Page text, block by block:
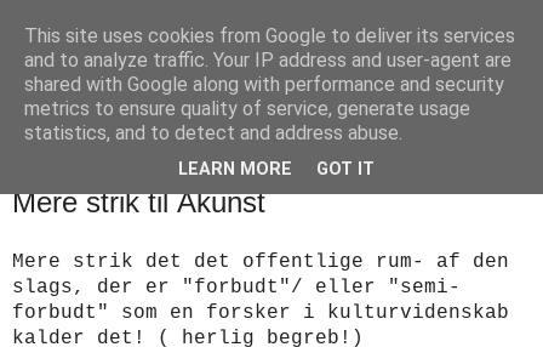
designstrik.dk
.... en side om en yndlingsbeskæftigelse: håndstrik
tirsdag den 9. oktober 2012
Mere strik til Åkunst
Mere strik det det offentlige rum- af den
slags, der er "forbudt"/ eller "semi-
forbudt" som en forsker i kulturvidenskab
kalder det! ( herlig begreb!)
This site uses cookies from Google to deliver its services
and to analyze traffic. Your IP address and user-agent are
shared with Google along with performance and security
metrics to ensure quality of service, generate usage
statistics, and to detect and address abuse.
LEARN MORE GOT IT